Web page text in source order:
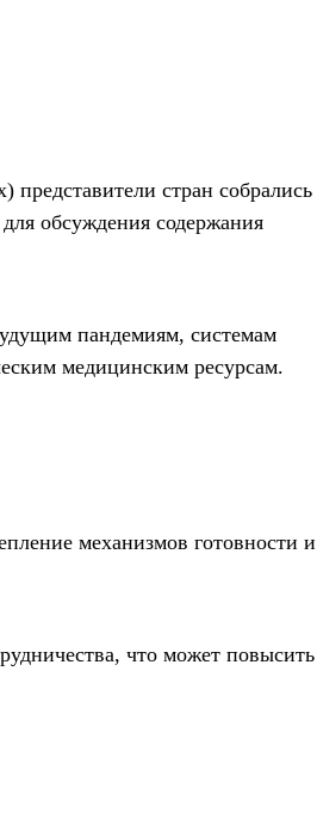
представители стран собрались
обсуждения содержания
пандемиям, системам
медицинским ресурсам.
механизмов готовности и
что может повысить